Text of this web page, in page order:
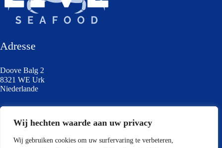
Wij hechten waarde aan uw privacy
Wij gebruiken cookies om uw surfervaring te verbeteren,
Adresse
Doove Balg 2
8321 WE Urk
Niederlande
info@liveseafood.nl